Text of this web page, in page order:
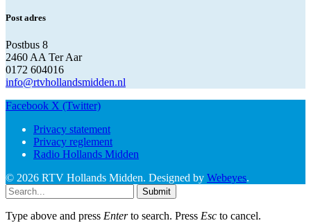
Post adres
Postbus 8
2460 AA Ter Aar
0172 604016
info@rtvhollandsmidden.nl
Facebook X (Twitter)
Privacy statement
Privacy reglement
Radio Hollands Midden
© 2026 RTV Hollands Midden. Designed by Webeyes.
Submit
Type above and press Enterto search. Press Esc to cancel.